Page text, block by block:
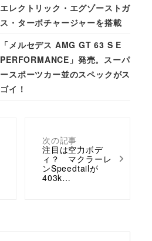
次の記事
注目は空力ボデ
ィ？ マクラーレ
ンSpeedtailが
403k…
エレクトリック・エグゾーストガ
ス・ターボチャージャーを搭載
「メルセデス AMG GT 63 S E
PERFORMANCE」発売。スーパ
ースポーツカー並のスペックがス
ゴイ！